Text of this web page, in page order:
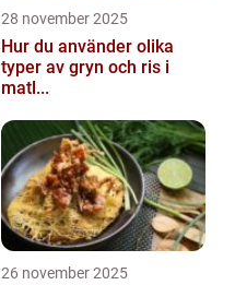
28 november 2025
Hur du använder olika
typer av gryn och ris i
matl...
26 november 2025